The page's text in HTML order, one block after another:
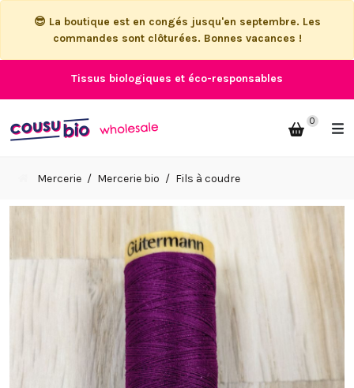
😎 La boutique est en congés jusqu'en septembre. Les
commandes sont clôturées. Bonnes vacances !
Tissus biologiques et éco-responsables
0
Mercerie Mercerie bio Fils à coudre